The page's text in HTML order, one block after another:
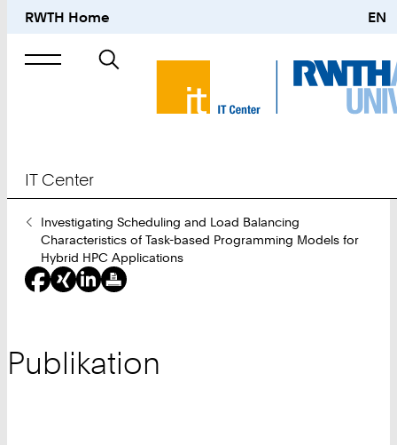
RWTH Home EN
Suche
nach
IT Center
Sie
sind
hier:
Investigating Scheduling and Load Balancing
Characteristics of Task-based Programming Models for
Hybrid HPC Applications
Publikation